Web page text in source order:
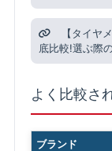
【タイヤ
底比較!選ぶ際
よく比較さ
ブランド